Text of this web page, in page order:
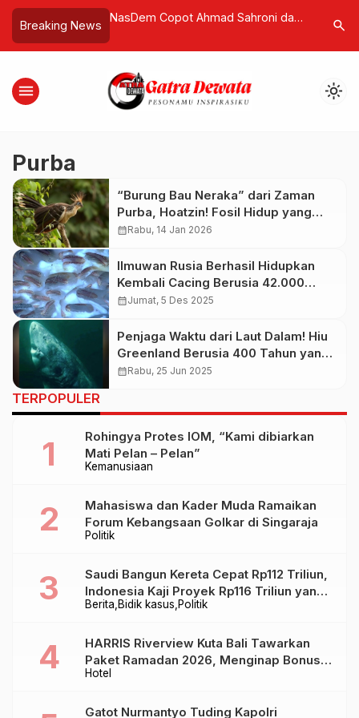
Breaking News
Efisien dan
Berkeadilan,
Negara Hukum
NasDem Copot Ahmad Sahroni dan
Bahasa
search
menu light_mode
Purba
“Burung Bau Neraka” dari Zaman
Purba, Hoatzin! Fosil Hidup yang
Mengguncang Logika Evolusi
calendar_monthRabu, 14 Jan 2026
Ilmuwan Rusia Berhasil Hidupkan
Kembali Cacing Berusia 42.000
Tahun
calendar_monthJumat, 5 Des 2025
Penjaga Waktu dari Laut Dalam! Hiu
Greenland Berusia 400 Tahun yang
Masih Hidup di Era Modern
calendar_monthRabu, 25 Jun 2025
TERPOPULER
Kemanusiaan
Rohingya Protes IOM, “Kami dibiarkan
Mati Pelan – Pelan”
Politik
Mahasiswa dan Kader Muda Ramaikan
Forum Kebangsaan Golkar di Singaraja
Berita Bidik kasus Politik
Saudi Bangun Kereta Cepat Rp112 Triliun,
Indonesia Kaji Proyek Rp116 Triliun yang
Baru Sampai Bandung
Hotel
HARRIS Riverview Kuta Bali Tawarkan
Paket Ramadan 2026, Menginap Bonus
Takjil hingga Bukber Mulai Rp88.888
Gatot Nurmantyo Tuding Kapolri